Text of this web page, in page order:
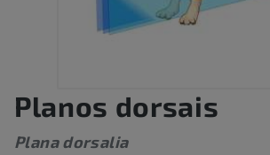
Planos dorsais
Plana dorsalia